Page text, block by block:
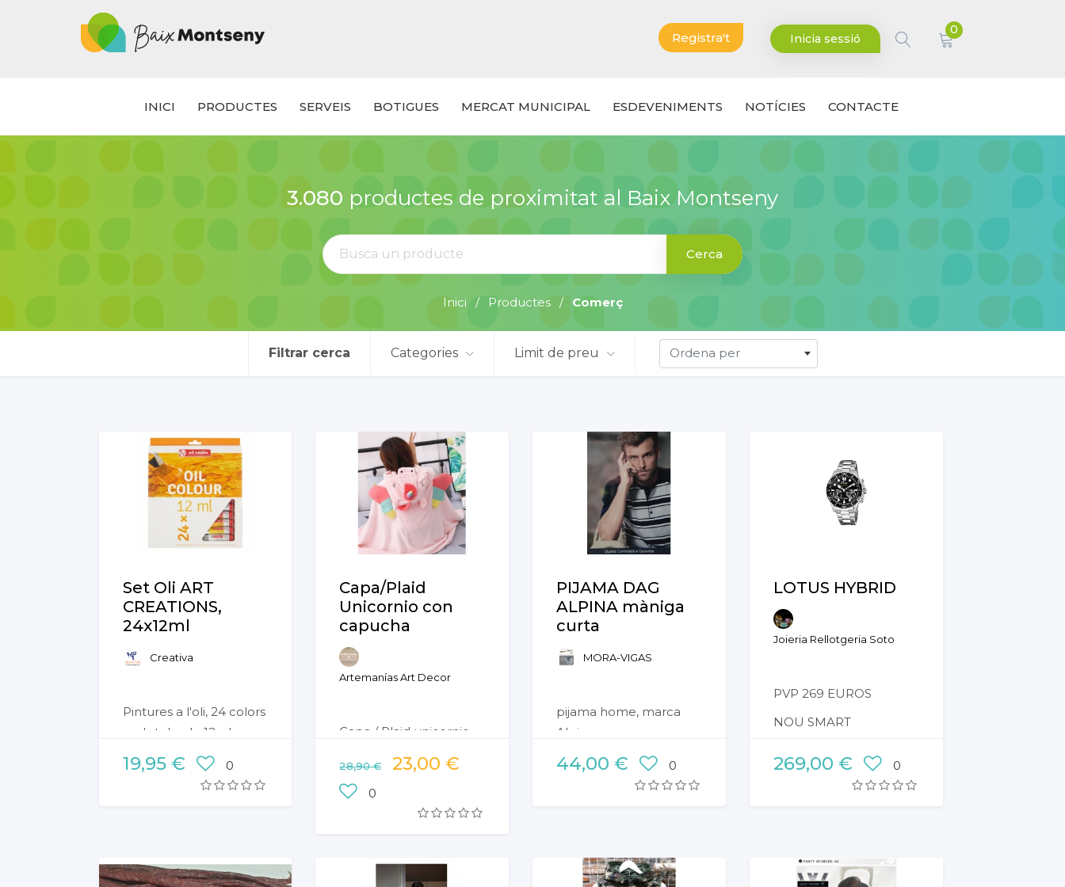
Registra't Inicia sessió
0
INICI PRODUCTES SERVEIS BOTIGUES MERCAT MUNICIPAL ESDEVENIMENTS NOTÍCIES CONTACTE
3.080 productes de proximitat al Baix Montseny
Cerca
Inici Productes Comerç
Filtrar cerca Categories Limit de preu Ordena per
Set Oli ART
CREATIONS,
24x12ml
Creativa
Pintures a l'oli, 24 colors
amb tubs de 12ml.
19,95 € 0
Capa/Plaid
Unicornio con
capucha
Artemanías Art Decor
Capa / Plaid unicornio
sedalina, muy suave y
cálida. Composición:
100% Poliéster. Tiene un
Talla única: Anchura
28,90 € 23,00 €
0
PIJAMA DAG
ALPINA màniga
curta
MORA-VIGAS
pijama home, marca
Alpina
44,00 € 0
LOTUS HYBRID
Joieria Rellotgeria Soto
PVP 269 EUROS
NOU SMART
ACER INOXIDABLE
269,00 € 0